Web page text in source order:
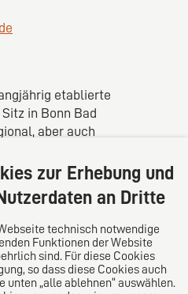
etablierte
in Bonn Bad
aber auch
Unternehmen in
Zivilrechts.
Mandanten:
tôi: Chúng tôi là một công
tại Bonn - Bad
zur Erhebung und
an Dritte
technisch notwendige
Funktionen der Website
sind. Für diese Cookies
so dass diese Cookies auch
unten „alle ablehnen“ auswählen.